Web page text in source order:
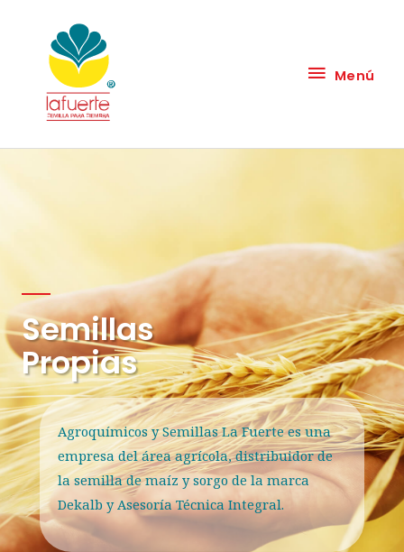
Menú
Semillas
Propias
Agroquímicos y Semillas La Fuerte es una
empresa del área agrícola, distribuidor de
la semilla de maíz y sorgo de la marca
Dekalb y Asesoría Técnica Integral.